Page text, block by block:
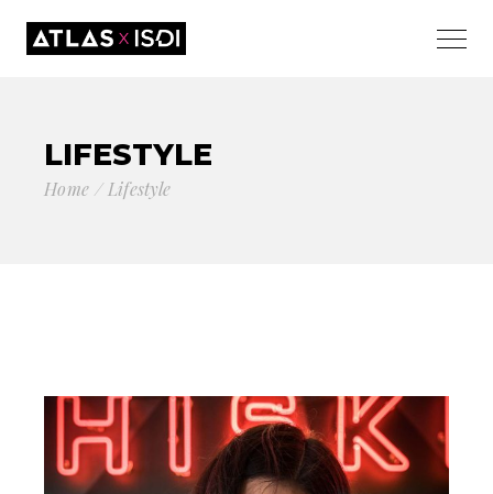
LIFESTYLE
Home Lifestyle